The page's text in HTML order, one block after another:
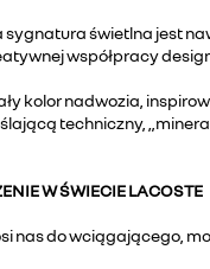
sygnatura świetlna jest
współpracy
kolor nadwozia,
techniczny,
W ŚWIECIE LACOSTE
nas do wciągającego,